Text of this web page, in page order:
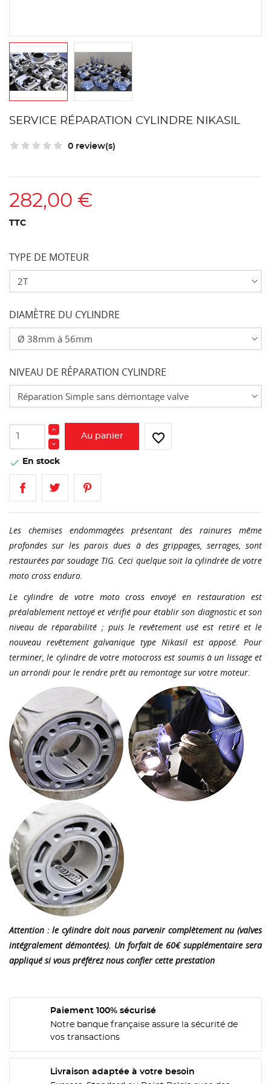
SERVICE RÉPARATION CYLINDRE NIKASIL
0 review(s)
282,00 €
TTC
TYPE DE MOTEUR
DIAMÈTRE DU CYLINDRE
NIVEAU DE RÉPARATION CYLINDRE
Au panier favorite_border
 En stock
Les chemises endommagées présentant des rainures même
profondes sur les parois dues à des grippages, serrages, sont
restaurées par soudage TIG. Ceci quelque soit la cylindrée de votre
moto cross enduro.
Le cylindre de votre moto cross envoyé en restauration est
préalablement nettoyé et vérifié pour établir son diagnostic et son
niveau de réparabilité ; puis le revêtement usé est retiré et le
nouveau revêtement galvanique type Nikasil est apposé. Pour
terminer, le cylindre de votre motocross est soumis à un lissage et
un arrondi pour le rendre prêt au remontage sur votre moteur.
Attention : le cylindre doit nous parvenir complètement nu (valves
intégralement démontées). Un forfait de 60€ supplémentaire sera
appliquési vouspréférez nous confier cette prestation
Paiement 100% sécurisé
Notre banque française assure la sécurité de
vos transactions
Livraison adaptée à votre besoin
CRÉER UNE LISTE D'ENVIES
CONNEXION